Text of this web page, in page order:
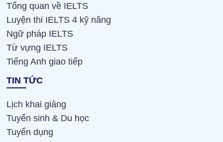
Tổng quan về IELTS
Luyện thi IELTS 4 kỹ năng
Ngữ pháp IELTS
Từ vựng IELTS
Tiếng Anh giao tiếp
TIN TỨC
Lịch khai giảng
Tuyển sinh & Du học
Tuyển dụng